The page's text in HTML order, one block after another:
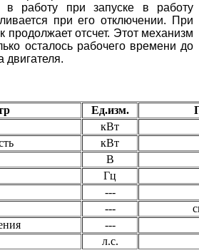
в работу при запуске в работу
при его отключении. При
продолжает отсчет. Этот механизм
осталось рабочего времени до
двигателя.
Ед.изм.
кВт
кВт
В
Гц
---
---
---
л.с.